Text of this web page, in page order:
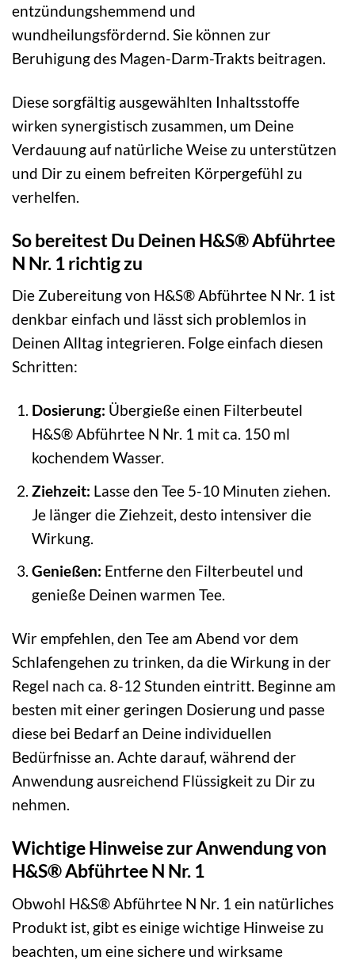
entzündungshemmend und
wundheilungsfördernd. Sie können zur
Beruhigung des Magen-Darm-Trakts beitragen.
Diese sorgfältig ausgewählten Inhaltsstoffe
wirken synergistisch zusammen, um Deine
Verdauung auf natürliche Weise zu unterstützen
und Dir zu einem befreiten Körpergefühl zu
verhelfen.
So bereitest Du Deinen H&S® Abführtee
N Nr. 1 richtig zu
Die Zubereitung von H&S® Abführtee N Nr. 1 ist
denkbar einfach und lässt sich problemlos in
Deinen Alltag integrieren. Folge einfach diesen
Schritten:
Dosierung: Übergieße einen Filterbeutel
H&S® Abführtee N Nr. 1 mit ca. 150 ml
kochendem Wasser.
Ziehzeit: Lasse den Tee 5-10 Minuten ziehen.
Je länger die Ziehzeit, desto intensiver die
Wirkung.
Genießen: Entferne den Filterbeutel und
genieße Deinen warmen Tee.
Wir empfehlen, den Tee am Abend vor dem
Schlafengehen zu trinken, da die Wirkung in der
Regel nach ca. 8-12 Stunden eintritt. Beginne am
besten mit einer geringen Dosierung und passe
diese bei Bedarf an Deine individuellen
Bedürfnisse an. Achte darauf, während der
Anwendung ausreichend Flüssigkeit zu Dir zu
nehmen.
Wichtige Hinweise zur Anwendung von
H&S® Abführtee N Nr. 1
Obwohl H&S® Abführtee N Nr. 1 ein natürliches
Produkt ist, gibt es einige wichtige Hinweise zu
beachten, um eine sichere und wirksame